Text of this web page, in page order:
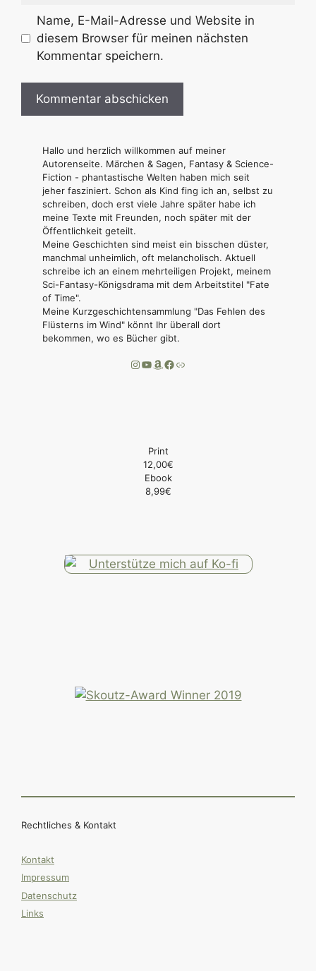
Name, E-Mail-Adresse und Website in
diesem Browser für meinen nächsten
Kommentar speichern.
Hallo und herzlich willkommen auf meiner
Autorenseite. Märchen & Sagen, Fantasy & Science-
Fiction - phantastische Welten haben mich seit
jeher fasziniert. Schon als Kind fing ich an, selbst zu
schreiben, doch erst viele Jahre später habe ich
meine Texte mit Freunden, noch später mit der
Öffentlichkeit geteilt.
Meine Geschichten sind meist ein bisschen düster,
manchmal unheimlich, oft melancholisch. Aktuell
schreibe ich an einem mehrteiligen Projekt, meinem
Sci-Fantasy-Königsdrama mit dem Arbeitstitel "Fate
of Time".
Meine Kurzgeschichtensammlung "Das Fehlen des
Flüsterns im Wind" könnt Ihr überall dort
bekommen, wo es Bücher gibt.
Instagram
YouTube
Amazon
Facebook
Link
Print
12,00€
Ebook
8,99€
Rechtliches & Kontakt
Kontakt
Impressum
Datenschutz
Links